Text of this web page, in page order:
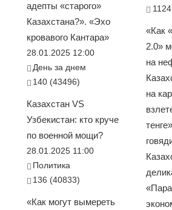
адепты «старого»
Казахстана?». «Эхо
кровавого Кантара»
28.01.2025 12:00
День за днем
140 (43496)
Казахстан VS
Узбекистан: кто круче
по военной мощи?
28.01.2025 11:00
Политика
136 (40833)
«Как могут вымереть
«Как
2.0»
на
на